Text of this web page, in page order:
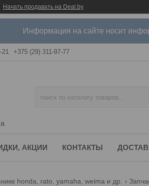
Начать продавать на Deal.by
Информация на сайте носит
21 +375 (29) 311-97-77
АКЦИИ КОНТАКТЫ
honda, rato, yamaha, weima и др.